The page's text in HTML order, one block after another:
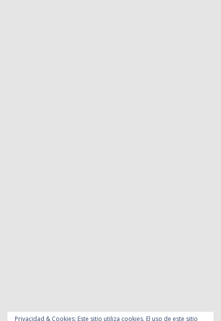
Privacidad & Cookies: Este sitio utiliza cookies. El uso de este sitio